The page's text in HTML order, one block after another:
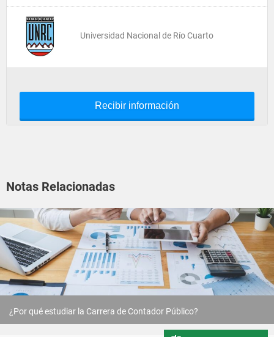
Universidad Nacional de Río Cuarto
Recibir información
Notas Relacionadas
¿Por qué estudiar la Carrera de Contador Público?